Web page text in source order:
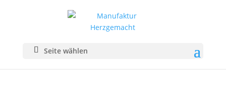
Seite wählen